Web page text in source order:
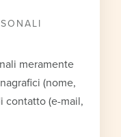
meramente
(nome,
contatto (e-mail,